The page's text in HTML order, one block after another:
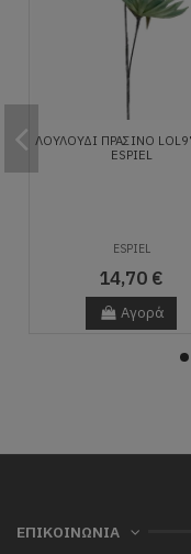
ΛΟΥΛΟΥΔΙ ΠΡΑΣΙΝΟ
ESPIEL
ESPIEL
14,70 €
Αγορά
ΕΠΙΚΟΙΝΩΝΙΑ